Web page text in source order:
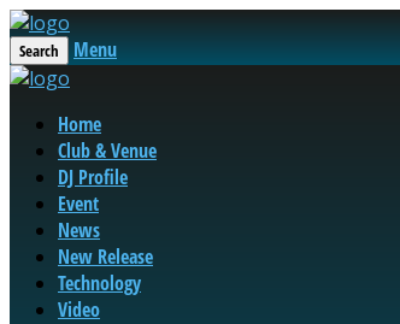
Search Menu
Home
Club & Venue
DJ Profile
Event
News
New Release
Technology
Video